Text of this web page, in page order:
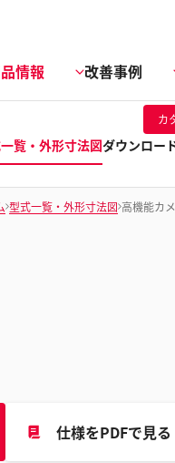
情報 改善事例
カ
覧・外形寸法図ダウンロー
型式一覧・外形寸法図 高機能カ
仕様をPDFで見る